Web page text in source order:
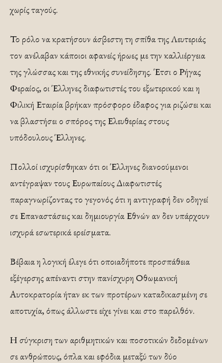
χωρίς ταγούς.
Το ρόλο να κρατήσουν άσβεστη τη σπίθα της Λευτεριάς
τον ανέλαβαν κάποιοι αφανείς ήρωες με την καλλιέργεια
της γλώσσας και της εθνικής συνείδησης. Έτσι ο Ρήγας
Φεραίος, οι Έλληνες διαφωτιστές του εξωτερικού και η
Φιλική Εταιρία βρήκαν πρόσφορο έδαφος για ριζώσει και
να βλαστήσει ο σπόρος της Ελευθερίας στους
υπόδουλους Έλληνες.
Πολλοί ισχυρίσθηκαν ότι οι Έλληνες διανοούμενοι
αντέγραψαν τους Ευρωπαίους Διαφωτιστές
παραγνωρίζοντας το γεγονός ότι η αντιγραφή δεν οδηγεί
σε Επαναστάσεις και δημιουργία Εθνών αν δεν υπάρχουν
ισχυρά εσωτερικά ερείσματα.
Βέβαια η λογική έλεγε ότι οποιαδήποτε προσπάθεια
εξέγερσης απέναντι στην πανίσχυρη Οθωμανική
Αυτοκρατορία ήταν εκ των προτέρων καταδικασμένη σε
αποτυχία, όπως άλλωστε είχε γίνει και στο παρελθόν.
Η σύγκριση των αριθμητικών και ποσοτικών δεδομένων
σε ανθρώπους, όπλα και εφόδια μεταξύ των δύο